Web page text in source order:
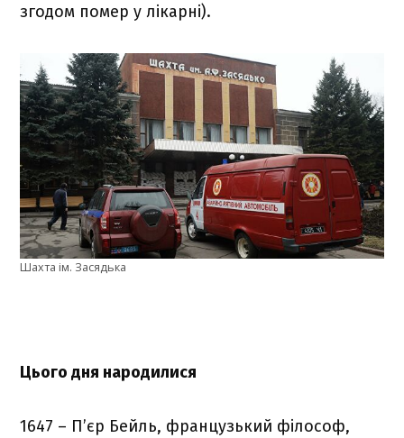
згодом помер у лікарні).
Шахта ім. Засядька
Цього дня народилися
1647 – П’єр Бейль, французький філософ,